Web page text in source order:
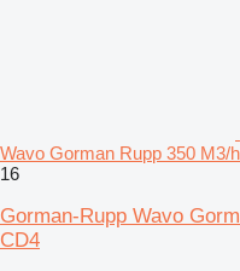
Wavo Gorman Rupp 350 M3/
16
Gorman-Rupp Wavo
CD4